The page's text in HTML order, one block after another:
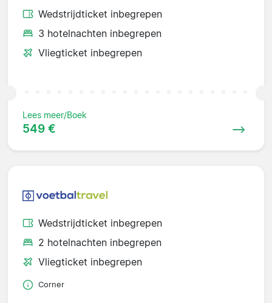
Wedstrijdticket inbegrepen
3 hotelnachten inbegrepen
Vliegticket inbegrepen
Lees meer/Boek
549 €
Wedstrijdticket inbegrepen
2 hotelnachten inbegrepen
Vliegticket inbegrepen
Corner